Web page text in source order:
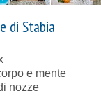
di Stabia
e mente
nozze